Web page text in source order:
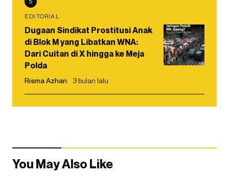
EDITORIAL
Dugaan Sindikat Prostitusi Anak
di Blok M yang Libatkan WNA:
Dari Cuitan di X hingga ke Meja
Polda
Risma Azhari 3 bulan lalu
You May Also Like